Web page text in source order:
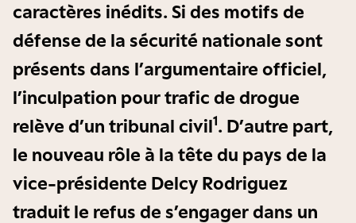
caractères inédits. Si des motifs de
défense de la sécurité nationale sont
présents dans l’argumentaire officiel,
l’inculpation pour trafic de drogue
relève d’un tribunal civil1. D’autre part,
le nouveau rôle à la tête du pays de la
vice-présidente Delcy Rodriguez
traduit le refus de s’engager dans un